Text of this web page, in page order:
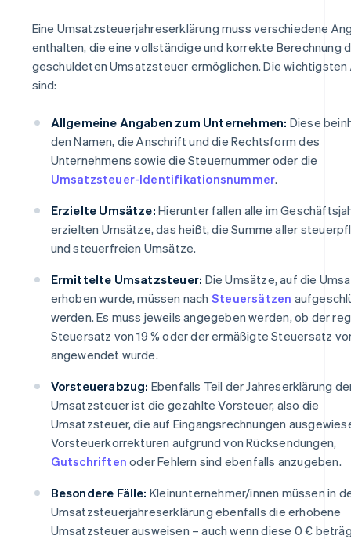
Eine Umsatzsteuerjahreserklärung muss verschiedene
enthalten, die eine vollständige und korrekte Berechnung
geschuldeten Umsatzsteuer ermöglichen. Die wichtigsten
sind:
Allgemeine Angaben zum Unternehmen: Diese
den Namen, die Anschrift und die Rechtsform des
Unternehmens sowie die Steuernummer oder die
Umsatzsteuer-Identifikationsnummer.
Erzielte Umsätze: Hierunter fallen alle im
erzielten Umsätze, das heißt, die Summe aller
und steuerfreien Umsätze.
Ermittelte Umsatzsteuer: Die Umsätze, auf die
erhoben wurde, müssen nach Steuersätzen
werden. Es muss jeweils angegeben werden, ob der
Steuersatz von 19 % oder der ermäßigte Steuersatz
angewendet wurde.
Vorsteuerabzug: Ebenfalls Teil der Jahreserklärung
Umsatzsteuer ist die gezahlte Vorsteuer, also die
Umsatzsteuer, die auf Eingangsrechnungen
Vorsteuerkorrekturen aufgrund von Rücksendungen,
Gutschriften oder Fehlern sind ebenfalls anzugeben.
Besondere Fälle: Kleinunternehmer/innen müssen in
Umsatzsteuerjahreserklärung ebenfalls die erhobene
Umsatzsteuer ausweisen – auch wenn diese 0 €